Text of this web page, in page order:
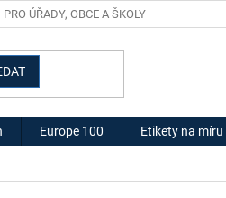
PRO ÚŘADY, OBCE A ŠKOLY
Europe 100 Etikety na míru